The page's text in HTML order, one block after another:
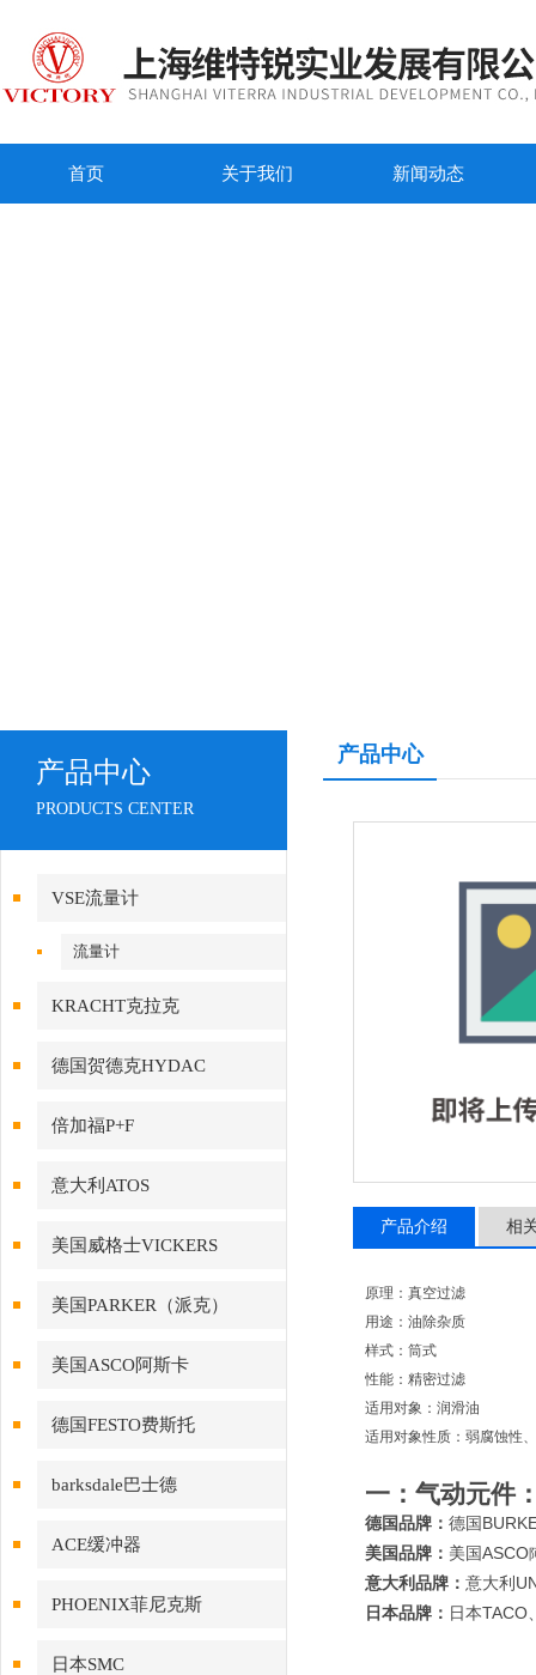
首页 关于我们 新闻动态
产品中心
PRODUCTS CENTER
VSE流量计
流量计
KRACHT克拉克
德国贺德克HYDAC
倍加福P+F
意大利ATOS
美国威格士VICKERS
美国PARKER（派克）
美国ASCO阿斯卡
德国FESTO费斯托
barksdale巴士德
ACE缓冲器
PHOENIX菲尼克斯
日本SMC
产品中心
产品介绍 相
原理：真空过滤
用途：油除杂质
样式：筒式
性能：精密过滤
适用对象：润滑油
适用对象性质：弱腐蚀性
一：气动元件
德国品牌： 德国
美国品牌： 美国 ASCO
意大利品牌： 意大利
日本品牌： 日本TACO